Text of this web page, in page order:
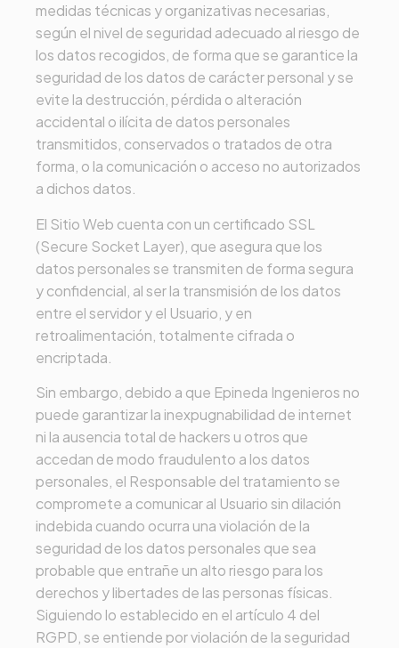
medidas técnicas y organizativas necesarias,
según el nivel de seguridad adecuado al riesgo de
los datos recogidos, de forma que se garantice la
seguridad de los datos de carácter personal y se
evite la destrucción, pérdida o alteración
accidental o ilícita de datos personales
transmitidos, conservados o tratados de otra
forma, o la comunicación o acceso no autorizados
a dichos datos.
El Sitio Web cuenta con un certificado SSL
(Secure Socket Layer), que asegura que los
datos personales se transmiten de forma segura
y confidencial, al ser la transmisión de los datos
entre el servidor y el Usuario, y en
retroalimentación, totalmente cifrada o
encriptada.
Sin embargo, debido a que Epineda Ingenieros no
puede garantizar la inexpugnabilidad de internet
ni la ausencia total de hackers u otros que
accedan de modo fraudulento a los datos
personales, el Responsable del tratamiento se
compromete a comunicar al Usuario sin dilación
indebida cuando ocurra una violación de la
seguridad de los datos personales que sea
probable que entrañe un alto riesgo para los
derechos y libertades de las personas físicas.
Siguiendo lo establecido en el artículo 4 del
RGPD, se entiende por violación de la seguridad